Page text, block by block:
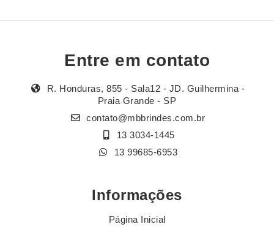
Entre em contato
R. Honduras, 855 - Sala12 - JD. Guilhermina -
Praia Grande - SP
contato@mbbrindes.com.br
13 3034-1445
13 99685-6953
Informações
Página Inicial